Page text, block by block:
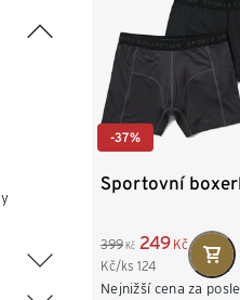
-37%
Sportovní
399 Kč 249 Kč
Kč/ks 124
Nejnižší cena za